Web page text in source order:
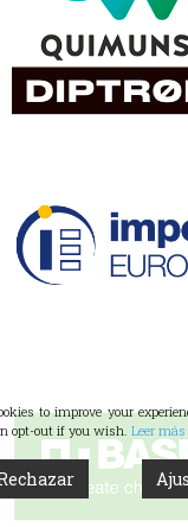
to improve your
opt-out if you wish. Leer más